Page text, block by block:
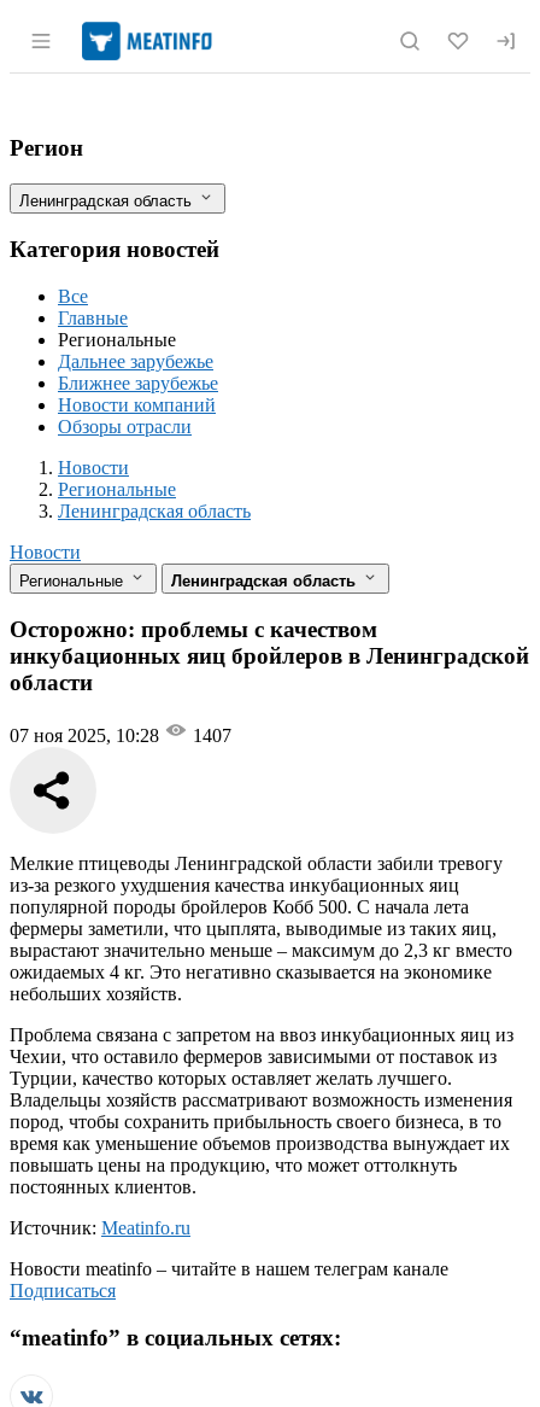
Раздел навигации по сайту
Осторожно: проблемы с качеством
Фильтры
Регион
Ленинградская область
Категория новостей
Все
Главные
Региональные
Дальнее зарубежье
Ближнее зарубежье
Новости компаний
Обзоры отрасли
Новости
Разделы
Новости
Региональные
Ленинградская область
Новости
Региональные Ленинградская область
Осторожно: проблемы с качеством
инкубационных яиц бройлеров в Ленинградской
области
07 ноя 2025, 10:28 1407
Мелкие птицеводы Ленинградской области забили тревогу
из-за резкого ухудшения качества инкубационных яиц
популярной породы бройлеров Кобб 500. С начала лета
фермеры заметили, что цыплята, выводимые из таких яиц,
вырастают значительно меньше – максимум до 2,3 кг вместо
ожидаемых 4 кг. Это негативно сказывается на экономике
небольших хозяйств.
Проблема связана с запретом на ввоз инкубационных яиц из
Чехии, что оставило фермеров зависимыми от поставок из
Турции, качество которых оставляет желать лучшего.
Владельцы хозяйств рассматривают возможность изменения
пород, чтобы сохранить прибыльность своего бизнеса, в то
время как уменьшение объемов производства вынуждает их
повышать цены на продукцию, что может оттолкнуть
постоянных клиентов.
Источник: Meatinfo.ru
Новости meatinfo – читайте в нашем телеграм канале
Подписаться
“meatinfo” в социальных сетях: